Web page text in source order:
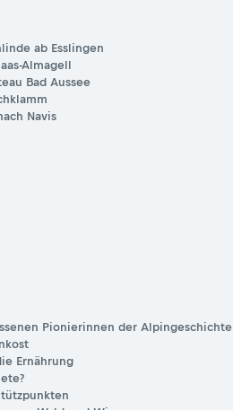
ab Esslingen
Almagell
Bad Aussee
Navis
Pionierinnen der Alpingeschichte
Ernährung